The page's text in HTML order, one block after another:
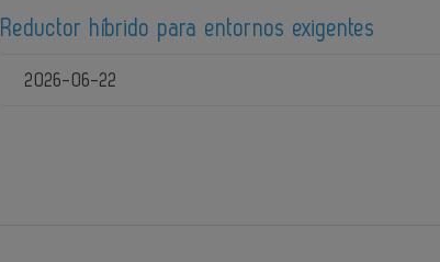
Reductor híbrido para entornos exigentes
2026-06-22